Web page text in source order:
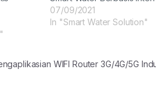
07/09/2021
In "Smart Water Solution"
WIFI Router 3G/4G/5G